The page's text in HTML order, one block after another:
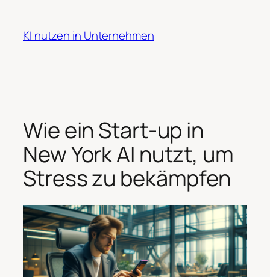
springen
KI nutzen in Unternehmen
Wie ein Start-up in
New York AI nutzt, um
Stress zu bekämpfen